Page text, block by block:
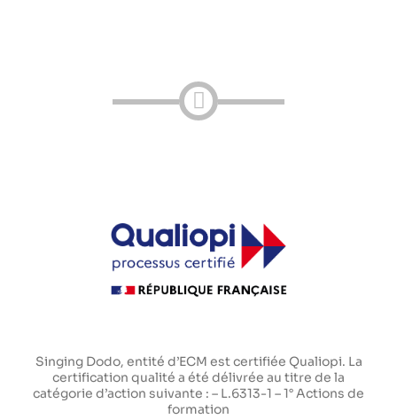
Singing Dodo, entité d’ECM est certifiée Qualiopi. La
certification qualité a été délivrée au titre de la
catégorie d’action suivante : – L.6313-1 – 1° Actions de
formation